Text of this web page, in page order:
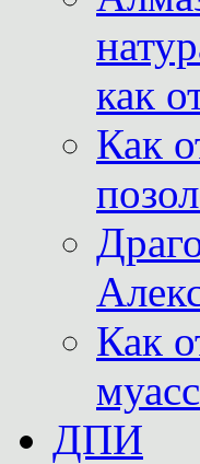
как
Как
Как
ДПИ